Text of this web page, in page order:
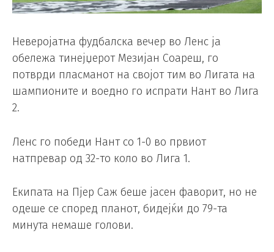
Неверојатна фудбалска вечер во Ленс ја
обележа тинејџерот Мезијан Соареш, го
потврди пласманот на својот тим во Лигата на
шампионите и воедно го испрати Нант во Лига
2.
Ленс го победи Нант со 1-0 во првиот
натпревар од 32-то коло во Лига 1.
Екипата на Пјер Саж беше јасен фаворит, но не
одеше се според планот, бидејќи до 79-та
минута немаше голови.